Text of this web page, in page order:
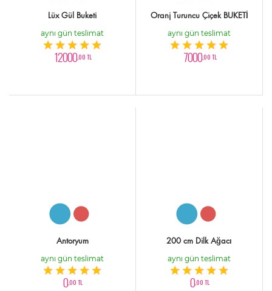
Lüx Gül Buketi
aynı gün teslimat
12000,00 TL
Oranj Turuncu Çiçek BUKETİ
aynı gün teslimat
7000,00 TL
Antoryum
aynı gün teslimat
0,00 TL
200 cm Dilk Ağacı
aynı gün teslimat
0,00 TL